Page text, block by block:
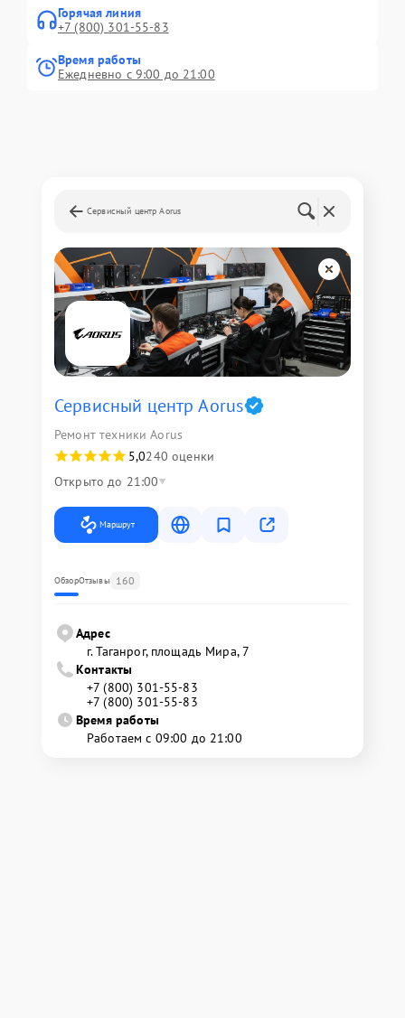
Горячая линия
+7 (800) 301-55-83
Время работы
Ежедневно с 9:00 до 21:00
Сервисный центр Aorus
Сервисный центр Aorus
Ремонт техники Aorus
5,0240 оценки
Открыто до 21:00
Маршрут
ОбзорОтзывы 160
Адрес
г. Таганрог, площадь Мира, 7
Контакты
+7 (800) 301-55-83
+7 (800) 301-55-83
Время работы
Работаем с 09:00 до 21:00